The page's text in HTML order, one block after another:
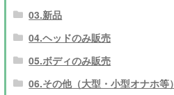
03.新品
04.ヘッドのみ販売
05.ボディのみ販売
06.その他（大型・小型オナホ等）